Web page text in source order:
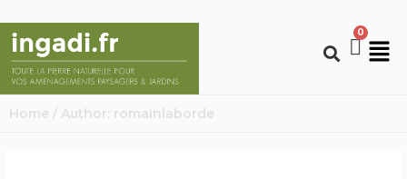
Home / Author: romainlaborde